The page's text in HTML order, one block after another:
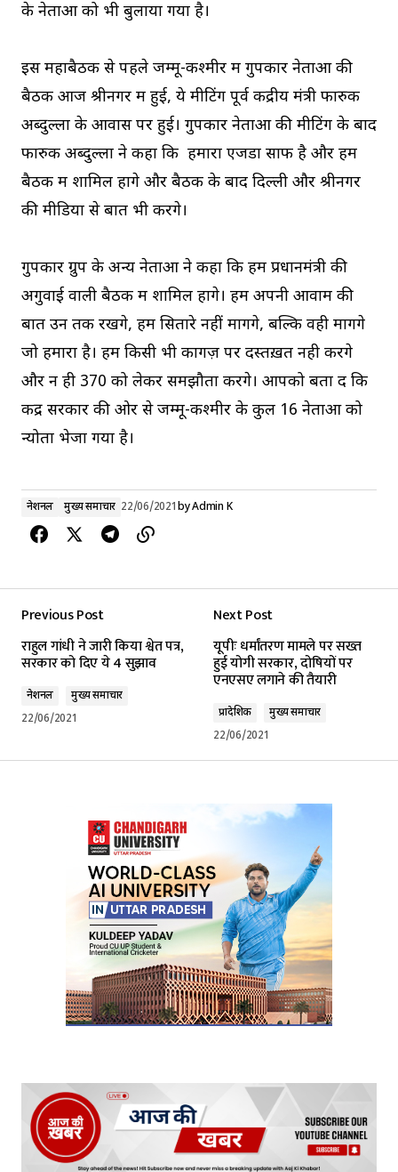
के नेताओं को भी बुलाया गया है।
इस महाबैठक से पहले जम्मू-कश्मीर में गुपकार नेताओं की
बैठक आज श्रीनगर में हुई, ये मीटिंग पूर्व केंद्रीय मंत्री फारुक
अब्दुल्ला के आवास पर हुई। गुपकार नेताओं की मीटिंग के बाद
फारुक अब्दुल्ला ने कहा कि हमारा एजेंडा साफ है और हम
बैठक में शामिल होंगे और बैठक के बाद दिल्ली और श्रीनगर
की मीडिया से बात भी करेंगे।
गुपकार ग्रुप के अन्य नेताओं ने कहा कि हम प्रधानमंत्री की
अगुवाई वाली बैठक में शामिल होंगे। हम अपनी आवाम की
बात उन तक रखेंगे, हम सितारे नहीं मागेंगे, बल्कि वही मागेंगे
जो हमारा है। हम किसी भी कागज़ पर दस्तख़त नही करेंगे
और न ही 370 को लेकर समझौता करेंगे। आपको बता दें कि
केंद्र सरकार की ओर से जम्मू-कश्मीर के कुल 16 नेताओं को
न्योता भेजा गया है।
नेशनल मुख्य समाचार 22/06/2021byAdmin K
Previous Post
राहुल गांधी ने जारी किया श्वेत पत्र,
सरकार को दिए ये 4 सुझाव
नेशनल
मुख्य समाचार
22/06/2021
Next Post
यूपीः धर्मांतरण मामले पर सख्त
हुई योगी सरकार, दोषियों पर
एनएसए लगाने की तैयारी
प्रादेशिक
मुख्य समाचार
22/06/2021